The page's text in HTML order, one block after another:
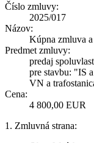
Číslo zmluvy:
2025/017
Názov:
Kúpna zmluva
Predmet zmluvy:
predaj
pre stavbu: "IS
VN a
Cena:
4 800,00 EUR
1. Zmluvná strana: